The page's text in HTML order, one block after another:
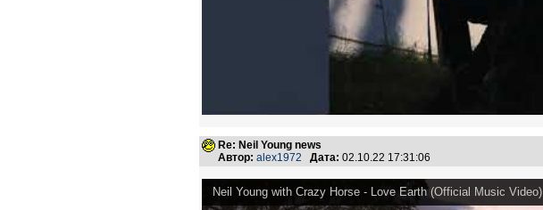
Re: Neil Young news
Автор: alex1972 Дата: 02.10.22 17:31:06
Neil Young with Crazy Horse - Love Earth (Official Music Video)